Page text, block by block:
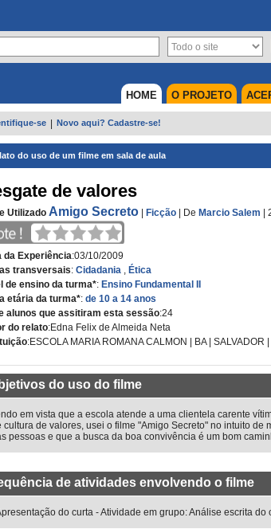
O PROJETO
HOME
se Novo aqui? Cadastre-se!
do uso de um filme em sala de aula
de valores
Utilizado Amigo Secreto Ficção De Marcio Salem
da Experiência:03/10/2009
transversais: Cidadania , Ética
de ensino da turma*: Ensino Fundamental II
etária da turma*: de 10 a 14 anos
alunos que assitiram esta sessão:24
do relato:Edna Felix de Almeida Neta
:ESCOLA MARIA ROMANA CALMON BA | SALVADOR
do uso do filme
em vista que a escola atende a uma clientela carente
cultura de valores, usei o filme "Amigo Secreto" no intuito
pessoas e que a busca da boa convivência é um bom
de atividades envolvendo o filme
do curta - Atividade em grupo: Análise escrita